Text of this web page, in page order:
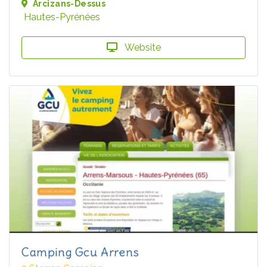
Arcizans-Dessus
Hautes-Pyrénées
Website
Camping Gcu Arrens